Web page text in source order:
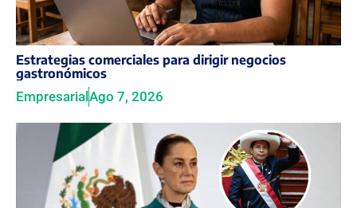
Estrategias comerciales para dirigir negocios
gastronómicos
Empresarial Ago 7, 2026